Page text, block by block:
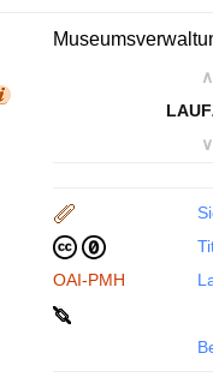
∧
∨
OAI-PMH